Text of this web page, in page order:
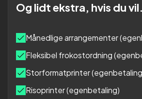
Og lidt ekstra, hvis du
Månedlige arrangementer
Fleksibel frokostordning
Storformatprinter
Risoprinter (egenbetaling)